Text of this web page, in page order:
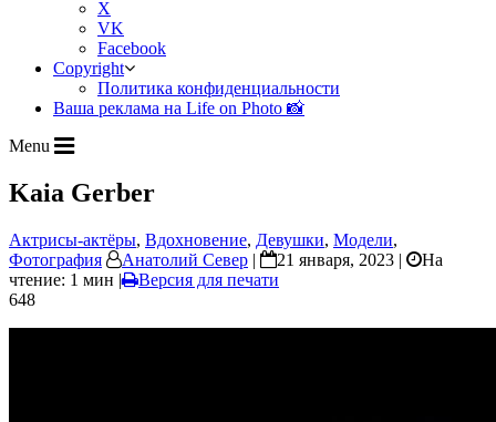
X
VK
Facebook
Copyright
Политика конфиденциальности
Ваша реклама на Life on Photo 📸
Menu
Kaia Gerber
Актрисы-актёры, Вдохновение, Девушки, Модели,
Фотография
Анатолий Север | 21 января, 2023 |
На
чтение: 1 мин |
Версия для печати
648